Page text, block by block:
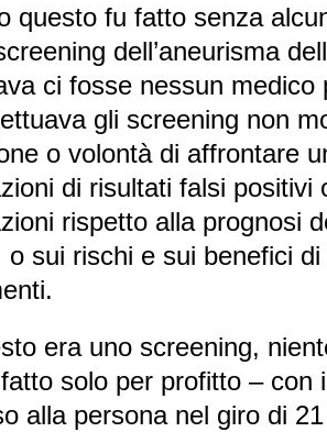
questo fu fatto senza
dell’aneurisma
ci fosse nessun
gli screening non
o volontà di affrontare
di risultati falsi positivi
rispetto alla prognosi
o sui rischi e sui benefici
era uno screening,
solo per profitto – con
alla persona nel giro di